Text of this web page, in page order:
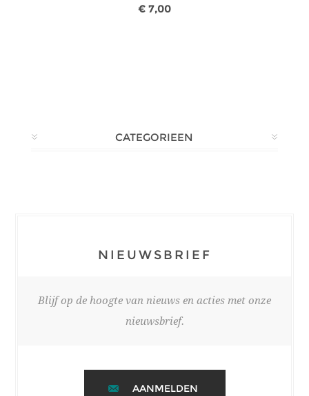
€ 7,00
CATEGORIEEN
NIEUWSBRIEF
Blijf op de hoogte van nieuws en acties met onze
nieuwsbrief.
AANMELDEN